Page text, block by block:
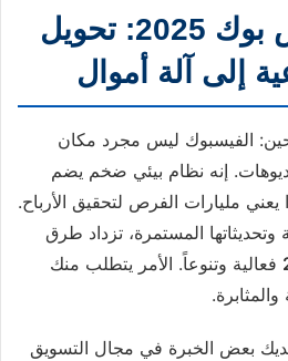
الربح من الفيس بوك 2025: تحويل
إلى آلة أموال
الفيسبوك ليس مجرد مكان
إنه نظام بيئي ضخم يضم
مليارات الفرص لتحقيق الأرباح.
المستمرة، تزداد طرق
فعالية وتنوعاً. الأمر يتطلب منك
بعض الخبرة في مجال التسويق